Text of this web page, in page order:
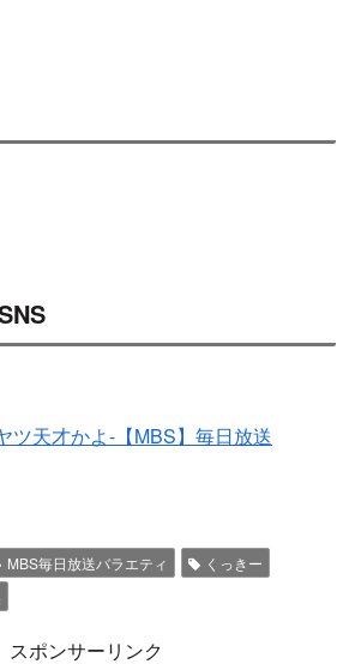
ツ天才かよ-【MBS】毎日放送
MBS毎日放送バラエティ
くっきー
スポンサーリンク